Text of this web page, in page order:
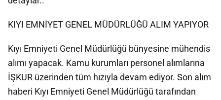
KIYI EMNİYET GENEL MÜDÜRLÜĞÜ ALIM YAPIYOR
Kıyı Emniyeti Genel Müdürlüğü bünyesine mühendis
alımı yapacak. Kamu kurumları personel alımlarına
İŞKUR üzerinden tüm hızıyla devam ediyor. Son alım
haberi Kıyı Emniyeti Genel Müdürlüğü tarafından